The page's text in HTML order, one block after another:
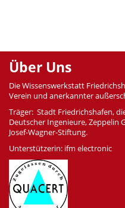
Über Uns
Die Wissenswerkstatt
Verein und anerkannter
Träger: Stadt Friedrichshafen,
Deutscher Ingenieure, Zeppelin
Josef-Wagner-Stiftung.
Unterstützerin: ifm electronic